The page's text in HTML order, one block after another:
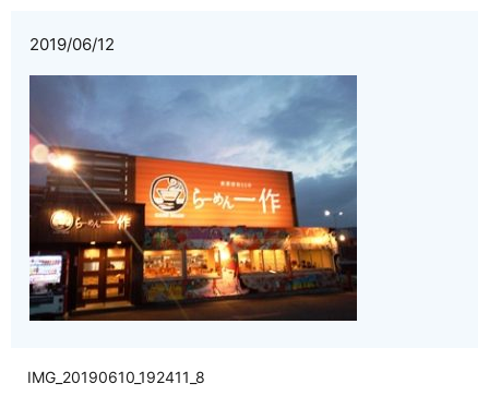
2019/06/12
IMG_20190610_192411_8